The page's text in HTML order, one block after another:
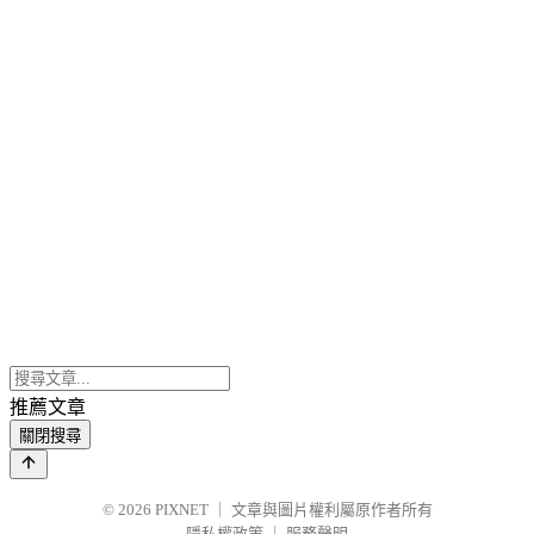
推薦文章
關閉搜尋
© 2026 PIXNET
文章與圖片權利屬原作者所有